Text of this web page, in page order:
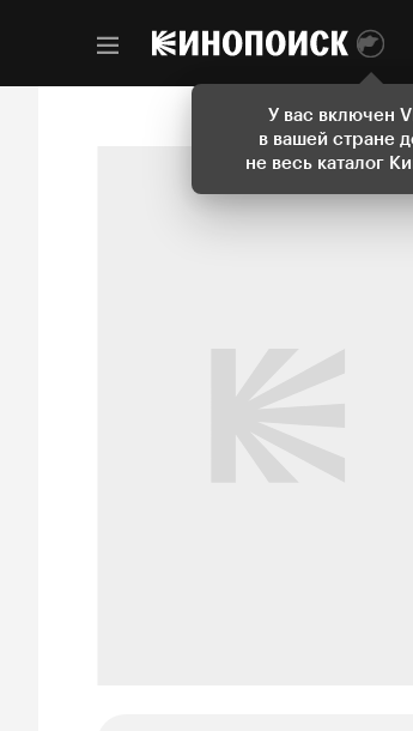
У вас включен
в вашей стране
не весь каталог